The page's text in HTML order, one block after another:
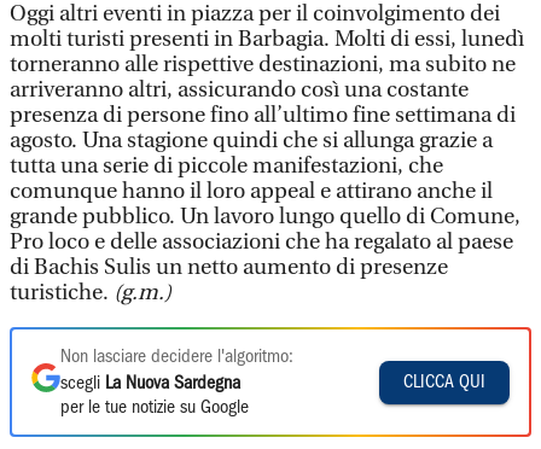
Oggi altri eventi in piazza per il coinvolgimento dei
molti turisti presenti in Barbagia. Molti di essi, lunedì
torneranno alle rispettive destinazioni, ma subito ne
arriveranno altri, assicurando così una costante
presenza di persone fino all’ultimo fine settimana di
agosto. Una stagione quindi che si allunga grazie a
tutta una serie di piccole manifestazioni, che
comunque hanno il loro appeal e attirano anche il
grande pubblico. Un lavoro lungo quello di Comune,
Pro loco e delle associazioni che ha regalato al paese
di Bachis Sulis un netto aumento di presenze
turistiche. (g.m.)
Non lasciare decidere l'algoritmo:
scegli La Nuova Sardegna
per le tue notizie su Google
CLICCA QUI